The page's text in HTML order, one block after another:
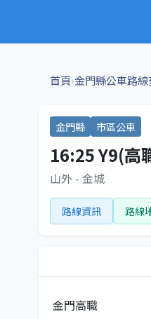
首頁›金門縣公車路
金門縣 市區公車
16:25 Y9(高
山外 - 金城
路線資訊 路線
金門高職